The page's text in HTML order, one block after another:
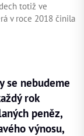
totiž ve
v roce 2018 činila
se nebudeme
rok
peněz,
výnosu,